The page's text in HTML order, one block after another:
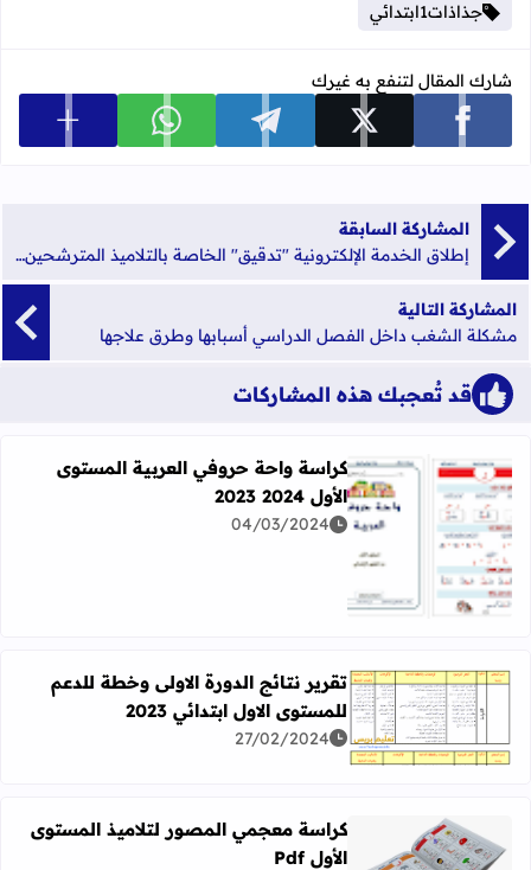
جذاذات1ابتدائي
شارك المقال لتنفع به غيرك
شارك على facebook شارك على x شارك على telegram شارك على whatsapp عرض
المشاركة السابقة
إطلاق الخدمة الإلكترونية "تدقيق" الخاصة بالتلاميذ المترشحين لاجتياز امتحانات البكالوريا دورة يونيو 2019
المشاركة التالية
مشكلة الشغب داخل الفصل الدراسي أسبابها وطرق علاجها
قد تُعجبك هذه المشاركات
اقرأ المزيد عن كراسة واحة حروفي العربية المستوى الأول 2024 2023
كراسة واحة حروفي العربية المستوى
الأول 2024 2023
04/03/2024
اقرأ المزيد عن تقرير نتائج الدورة الاولى وخطة للدعم للمستوى
تقرير نتائج الدورة الاولى وخطة للدعم
للمستوى الاول ابتدائي 2023
27/02/2024
كراسة معجمي المصور لتلاميذ المستوى
الأول Pdf